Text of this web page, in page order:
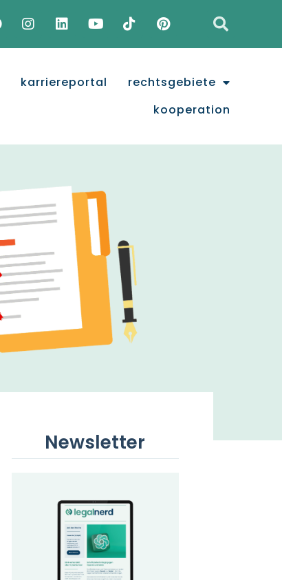
karriereportal
rechtsgebiete
kooperation
Newsletter